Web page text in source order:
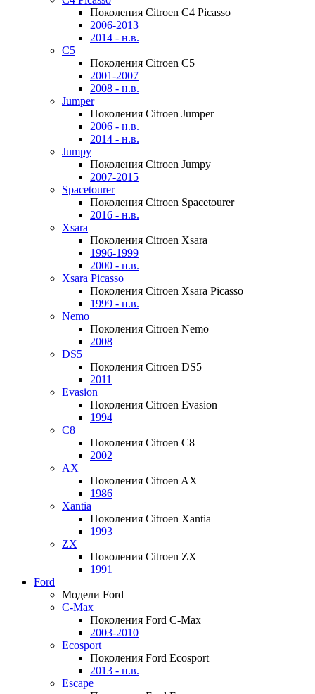
Поколения Citroen C4 Picasso
2006-2013
2014 - н.в.
C5
Поколения Citroen C5
2001-2007
2008 - н.в.
Jumper
Поколения Citroen Jumper
2006 - н.в.
2014 - н.в.
Jumpy
Поколения Citroen Jumpy
2007-2015
Spacetourer
Поколения Citroen Spacetourer
2016 - н.в.
Xsara
Поколения Citroen Xsara
1996-1999
2000 - н.в.
Xsara Picasso
Поколения Citroen Xsara Picasso
1999 - н.в.
Nemo
Поколения Citroen Nemo
2008
DS5
Поколения Citroen DS5
2011
Evasion
Поколения Citroen Evasion
1994
C8
Поколения Citroen C8
2002
AX
Поколения Citroen AX
1986
Xantia
Поколения Citroen Xantia
1993
ZX
Поколения Citroen ZX
1991
Ford
Модели Ford
C-Max
Поколения Ford C-Max
2003-2010
Ecosport
Поколения Ford Ecosport
2013 - н.в.
Escape